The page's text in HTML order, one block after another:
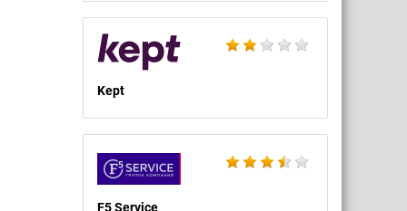
Kept
F5 Service